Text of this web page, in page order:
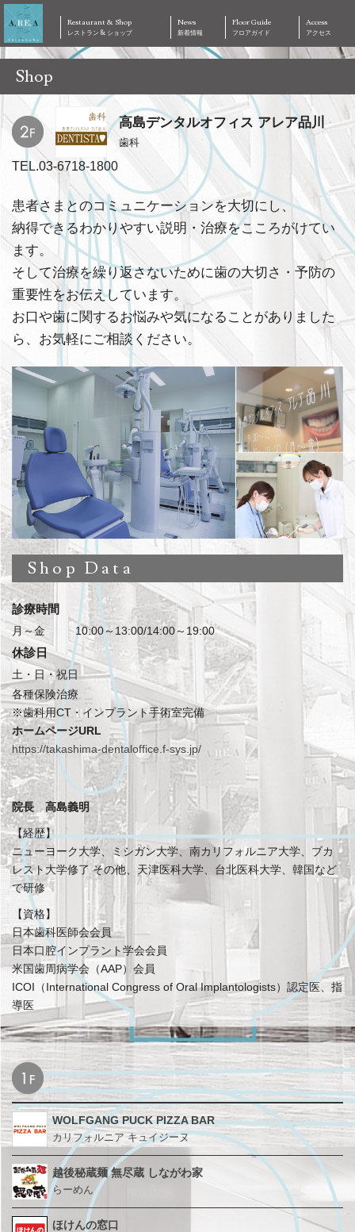
Restaurant & Shop
レストラン & ショップ
News
新着情報
Floor Guide
フロアガイド
Access
アクセス
Shop
高島デンタルオフィス アレア品川
歯科
TEL.03-6718-1800
患者さまとのコミュニケーションを大切にし、
納得できるわかりやすい説明・治療をこころがけてい
ます。
そして治療を繰り返さないために歯の大切さ・予防の
重要性をお伝えしています。
お口や歯に関するお悩みや気になることがありました
ら、お気軽にご相談ください。
Shop Data
診療時間
月～金 10:00～13:00/14:00～19:00
休診日
土・日・祝日
各種保険治療
※歯科用CT・インプラント手術室完備
ホームページURL
https://takashima-dentaloffice.f-sys.jp/
院長 高島義明
【経歴】
ニューヨーク大学、ミシガン大学、南カリフォルニア大学、ブカ
レスト大学修了 その他、天津医科大学、台北医科大学、韓国など
で研修
【資格】
日本歯科医師会会員
日本口腔インプラント学会会員
米国歯周病学会（AAP）会員
ICOI（International Congress of Oral Implantologists）認定医、指
導医
WOLFGANG PUCK PIZZA BAR
カリフォルニア キュイジーヌ
越後秘蔵麺 無尽蔵 しながわ家
らーめん
ほけんの窓口